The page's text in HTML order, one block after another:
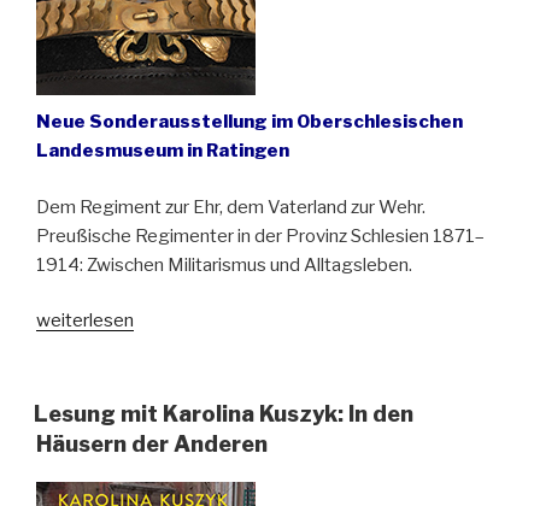
Neue Sonderausstellung im Oberschlesischen
Landesmuseum in Ratingen
Dem Regiment zur Ehr, dem Vaterland zur Wehr.
Preußische Regimenter in der Provinz Schlesien 1871–
1914: Zwischen Militarismus und Alltagsleben.
„Militärkultur
vor
dem
Weltkrieg“
weiterlesen
Lesung mit Karolina Kuszyk: In den
Häusern der Anderen